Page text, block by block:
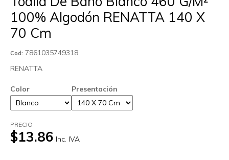
100% Algodón RENATTA 140 X
70 Cm
Cod: 7861035749318
RENATTA
Color Presentación
PRECIO
$13.86 Inc. IVA